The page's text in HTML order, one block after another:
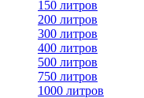
150 литров
200 литров
300 литров
400 литров
500 литров
750 литров
1000 литров